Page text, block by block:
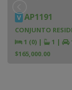
V AP1191
CONJUNTO
1 (0) | 1 |
$165,000.00